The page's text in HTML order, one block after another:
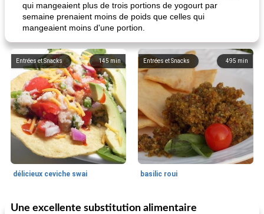
qui mangeaient plus de trois portions de yogourt par
semaine prenaient moins de poids que celles qui
mangeaient moins d'une portion.
145 min
Entrées et Snacks
délicieux ceviche swai
495 min
Entrées et Snacks
basilic roui
65min
Déjeuner / Snacks
Une excellente substitution alimentaire